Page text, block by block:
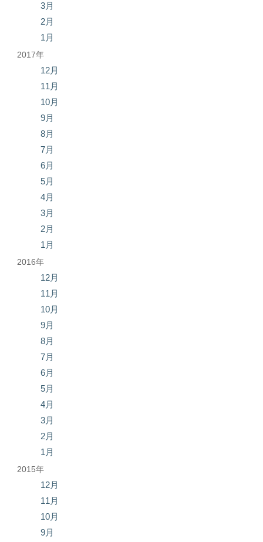
3月
2月
1月
2017年
12月
11月
10月
9月
8月
7月
6月
5月
4月
3月
2月
1月
2016年
12月
11月
10月
9月
8月
7月
6月
5月
4月
3月
2月
1月
2015年
12月
11月
10月
9月